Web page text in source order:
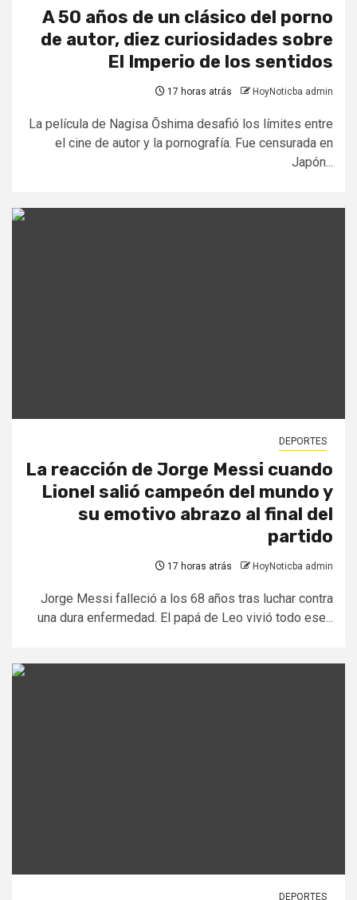
A 50 años de un clásico del porno
de autor, diez curiosidades sobre
El Imperio de los sentidos
17 horas atrás HoyNoticba admin
La película de Nagisa Ōshima desafió los límites entre
el cine de autor y la pornografía. Fue censurada en
Japón...
DEPORTES
La reacción de Jorge Messi cuando
Lionel salió campeón del mundo y
su emotivo abrazo al final del
partido
17 horas atrás HoyNoticba admin
Jorge Messi falleció a los 68 años tras luchar contra
una dura enfermedad. El papá de Leo vivió todo ese...
DEPORTES